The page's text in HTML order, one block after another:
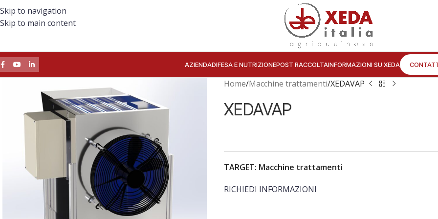
Skip to navigation
Skip to main content
AZIENDADIFESA E NUTRIZIONEPOST RACCOLTAINFORMAZIONI SU XEDA
Home Macchine trattamenti XEDAVAP
XEDAVAP
TARGET: Macchine trattamenti
RICHIEDI INFORMAZIONI